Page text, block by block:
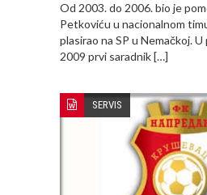
Od 2003. do 2006. bio je
Petkoviću u nacionalnom
plasirao na SP u Nemačkoj.
2009 prvi saradnik […]
SERVIS